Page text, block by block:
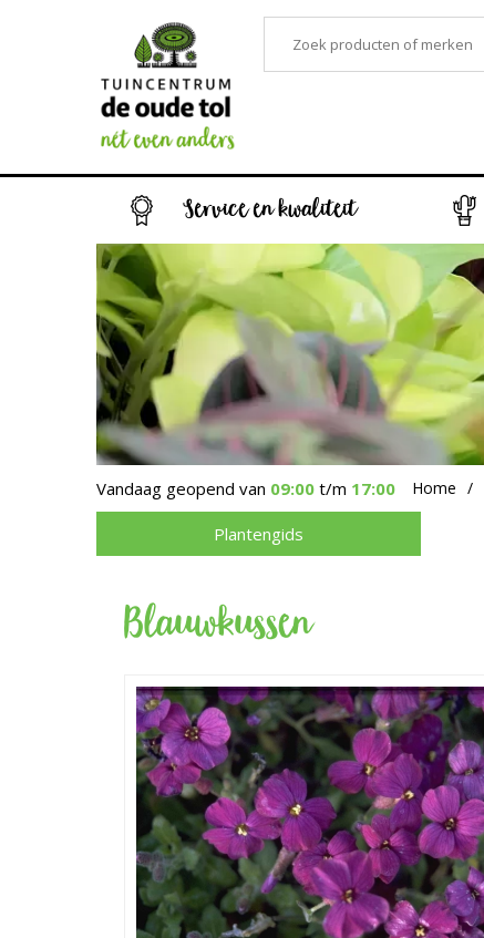
Service en kwaliteit
Vandaag geopend van 09:00 t/m 17:00 Home
Plantengids
Blauwkussen